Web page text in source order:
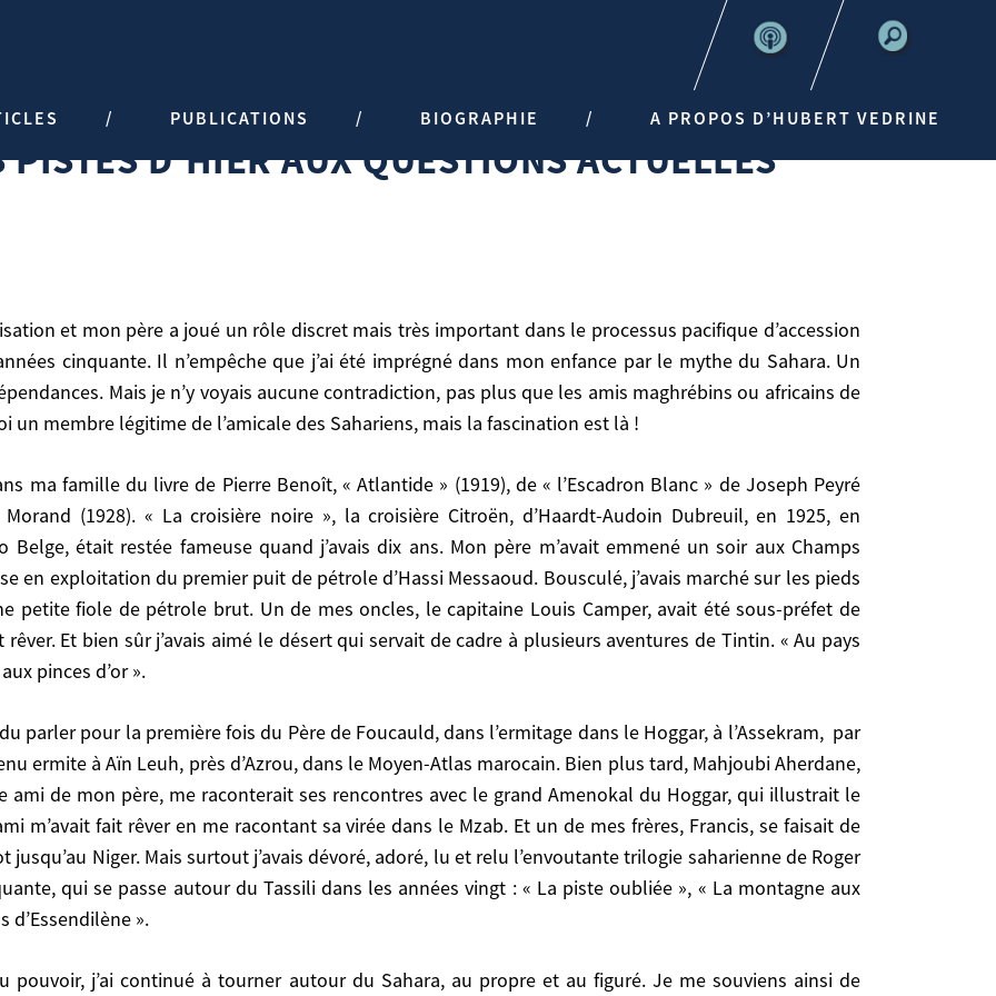
PUBLICATIONS BIOGRAPHIE A PROPOS D’HUBERT VEDRINE
PISTES D’HIER AUX QUESTIONS ACTUELLES
cinquante. Il n’empêche que j’ai été imprégné dans mon enfance par le mythe du Sahara. Un
Mais je n’y voyais aucune contradiction, pas plus que les amis maghrébins ou africains de
un membre légitime de l’amicale des Sahariens, mais la fascination est là !
(1928). « La croisière noire », la croisière Citroën, d’Haardt-Audoin Dubreuil, en 1925, en
était restée fameuse quand j’avais dix ans. Mon père m’avait emmené un soir aux Champs
en exploitation du premier puit de pétrole d’Hassi Messaoud. Bousculé, j’avais marché sur les pieds
petite fiole de pétrole brut. Un de mes oncles, le capitaine Louis Camper, avait été sous-préfet de
rêver. Et bien sûr j’avais aimé le désert qui servait de cadre à plusieurs aventures de Tintin. « Au pays
pinces d’or ».
ermite à Aïn Leuh, près d’Azrou, dans le Moyen-Atlas marocain. Bien plus tard, Mahjoubi Aherdane,
ami de mon père, me raconterait ses rencontres avec le grand Amenokal du Hoggar, qui illustrait le
m’avait fait rêver en me racontant sa virée dans le Mzab. Et un de mes frères, Francis, se faisait de
jusqu’au Niger. Mais surtout j’avais dévoré, adoré, lu et relu l’envoutante trilogie saharienne de Roger
qui se passe autour du Tassili dans les années vingt : « La piste oubliée », « La montagne aux
d’Essendilène ».
AUX QUESTIONS ACTUELLES
Il n’empêche que j’ai été imprégné dans mon enfance par le mythe du Sahara. Un Sahara « français »
aucune contradiction, pas plus que les amis maghrébins ou africains de mes parents. Cela ne suffit
des Sahariens, mais la fascination est là !
croisière noire », la croisière Citroën, d’Haardt-Audoin Dubreuil, en 1925, en autochenilles de Colomb
Messaoud. Bousculé, j’avais marché sur les pieds du Maréchal Juin. On nous avait donné une
Louis Camper, avait été sous-préfet de Djanet, « Préfecture des Oasis ». Cela faisait rêver. Et bien
aventures de Tintin. « Au pays de l’Or Noir » (en fait en Arabie) ; « Le Crabe aux pinces d’or ».
Leuh, près d’Azrou, dans le Moyen-Atlas marocain. Bien plus tard, Mahjoubi Aherdane, grand leader
raconterait ses rencontres avec le grand Amenokal du Hoggar, qui illustrait le lien Berbères-Touaregs.
sa virée dans le Mzab. Et un de mes frères, Francis, se faisait de l’argent de poche en convoyant des
années vingt : « La piste oubliée », « La montagne aux écritures » (Adrar Iktebine), « Le rendez-vous